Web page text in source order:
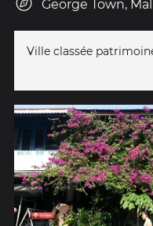
George Town,
Ville classée